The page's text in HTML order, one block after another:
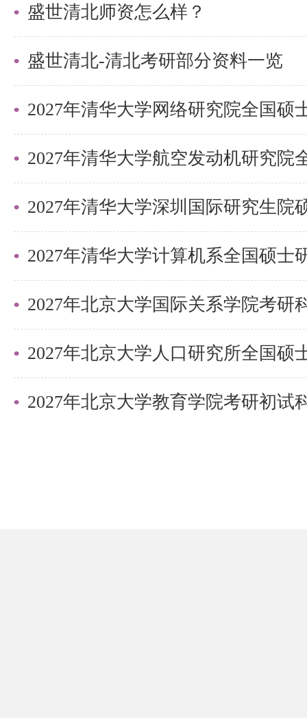
可选择，清北学长领学，班主任
清北。
更多清北考研备考资料及清北考
盛世清北老师。
盛世清北师资怎么样？
盛世清北-清北考研部分资料一览
2027年清华大学深圳国际研究生院
2027年北京大学国际关系学院考研
2027年北京大学教育学院考研初试